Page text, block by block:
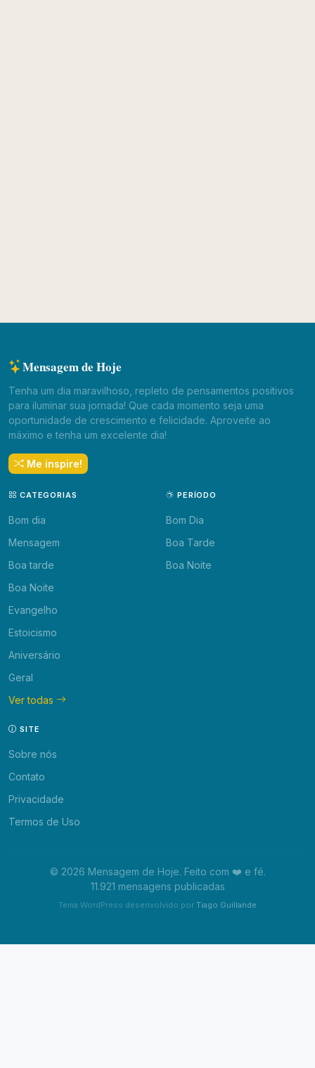
Mensagem de Hoje
Tenha um dia maravilhoso, repleto de pensamentos positivos
para iluminar sua jornada! Que cada momento seja uma
oportunidade de crescimento e felicidade. Aproveite ao
máximo e tenha um excelente dia!
Me inspire!
CATEGORIAS
Bom dia
Mensagem
Boa tarde
Boa Noite
Evangelho
Estoicismo
Aniversário
Geral
Ver todas
PERÍODO
Bom Dia
Boa Tarde
Boa Noite
SITE
Sobre nós
Contato
Privacidade
Termos de Uso
© 2026 Mensagem de Hoje. Feito com ❤️ e fé.
11.921 mensagens publicadas
Tema WordPress desenvolvido por Tiago Guillande